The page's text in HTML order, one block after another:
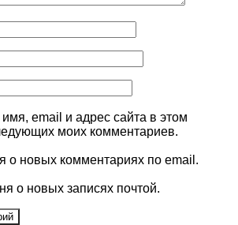
email и адрес сайта в этом
моих комментариев.
о новых комментариях по email.
о новых записях почтой.